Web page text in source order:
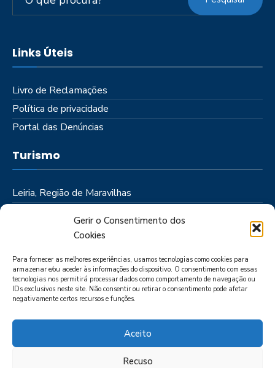
Gerir o Consentimento dos
Cookies
Para fornecer as melhores experiências, usamos tecnologias como cookies para
armazenar e/ou aceder às informações do dispositivo. O consentimento com essas
tecnologias nos permitirá processar dados como comportamento de navegação ou
IDs exclusivos neste site. Não consentir ou retirar o consentimento pode afetar
negativamente certos recursos e funções.
Aceito
Recuso
Links Úteis
Livro de Reclamações
Política de privacidade
Portal das Denúncias
Turismo
Leiria, Região de Maravilhas
Roteiros